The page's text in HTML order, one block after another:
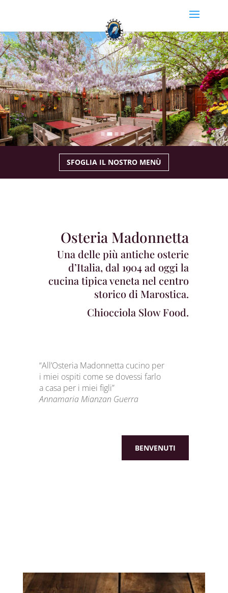
SFOGLIA IL NOSTRO MENÙ
Osteria Madonnetta
Una delle più antiche osterie
d’Italia, dal 1904 ad oggi la
cucina tipica veneta nel centro
storico di Marostica.
Chiocciola Slow Food.
“All’Osteria Madonnetta cucino per
i miei ospiti come se dovessi farlo
a casa per i miei figli”
Annamaria Mianzan Guerra
BENVENUTI